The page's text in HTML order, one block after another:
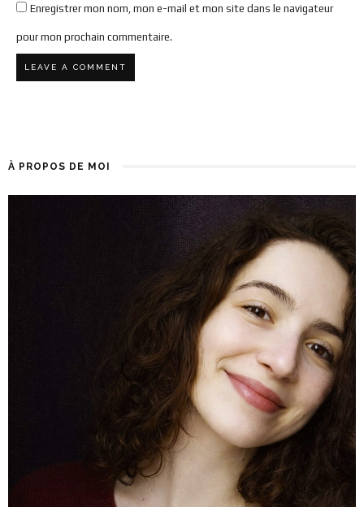
Enregistrer mon nom, mon e-mail et mon site dans le navigateur
pour mon prochain commentaire.
À PROPOS DE MOI